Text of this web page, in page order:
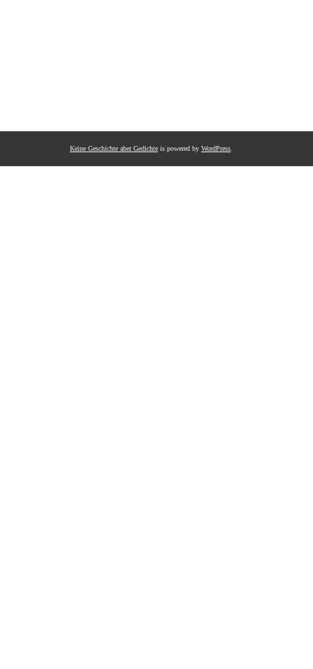
Keine Geschichte aber Gedichte is powered by WordPress